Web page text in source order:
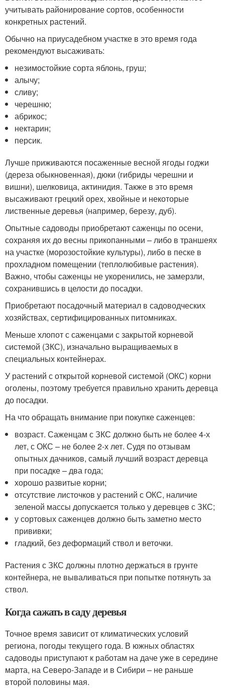
учитывать районирование сортов, особенности
конкретных растений.
Обычно на приусадебном участке в это время года
рекомендуют высаживать:
незимостойкие сорта яблонь, груш;
алычу;
сливу;
черешню;
абрикос;
нектарин;
персик.
Лучше приживаются посаженные весной ягоды годжи
(дереза обыкновенная), дюки (гибриды черешни и
вишни), шелковица, актинидия. Также в это время
высаживают грецкий орех, хвойные и некоторые
лиственные деревья (например, березу, дуб).
Опытные садоводы приобретают саженцы по осени,
сохраняя их до весны прикопанными – либо в траншеях
на участке (морозостойкие культуры), либо в песке в
прохладном помещении (теплолюбивые растения).
Важно, чтобы саженцы не укоренились, не замерзли,
сохранившись в целости до посадки.
Приобретают посадочный материал в садоводческих
хозяйствах, сертифицированных питомниках.
Меньше хлопот с саженцами с закрытой корневой
системой (ЗКС), изначально выращиваемых в
специальных контейнерах.
У растений с открытой корневой системой (ОКС) корни
оголены, поэтому требуется правильно хранить деревца
до посадки.
На что обращать внимание при покупке саженцев:
возраст. Саженцам с ЗКС должно быть не более 4-х
лет, с ОКС – не более 2-х лет. Судя по отзывам
опытных дачников, самый лучший возраст деревца
при посадке – два года;
хорошо развитые корни;
отсутствие листочков у растений с ОКС, наличие
зеленой массы допускается только у деревцев с ЗКС;
у сортовых саженцев должно быть заметно место
прививки;
гладкий, без деформаций ствол и веточки.
Растения с ЗКС должны плотно держаться в грунте
контейнера, не вываливаться при попытке потянуть за
ствол.
Когда сажать в саду деревья
Точное время зависит от климатических условий
региона, погоды текущего года. В южных областях
садоводы приступают к работам на даче уже в середине
марта, на Северо-Западе и в Сибири – не раньше
второй половины мая.